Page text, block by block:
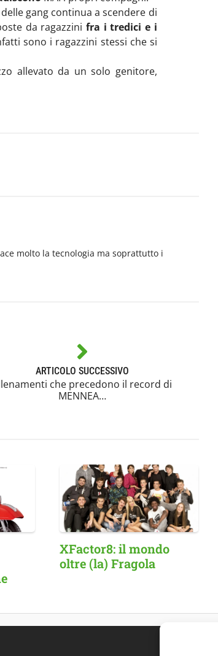
gang continua a scendere di
da ragazzini fra i tredici e i
sono i ragazzini stessi che si
allevato da un solo genitore,
molto la tecnologia ma soprattutto i
ARTICOLO SUCCESSIVO
che precedono il record di
MENNEA…
XFactor8: il mondo
oltre (la) Fragola